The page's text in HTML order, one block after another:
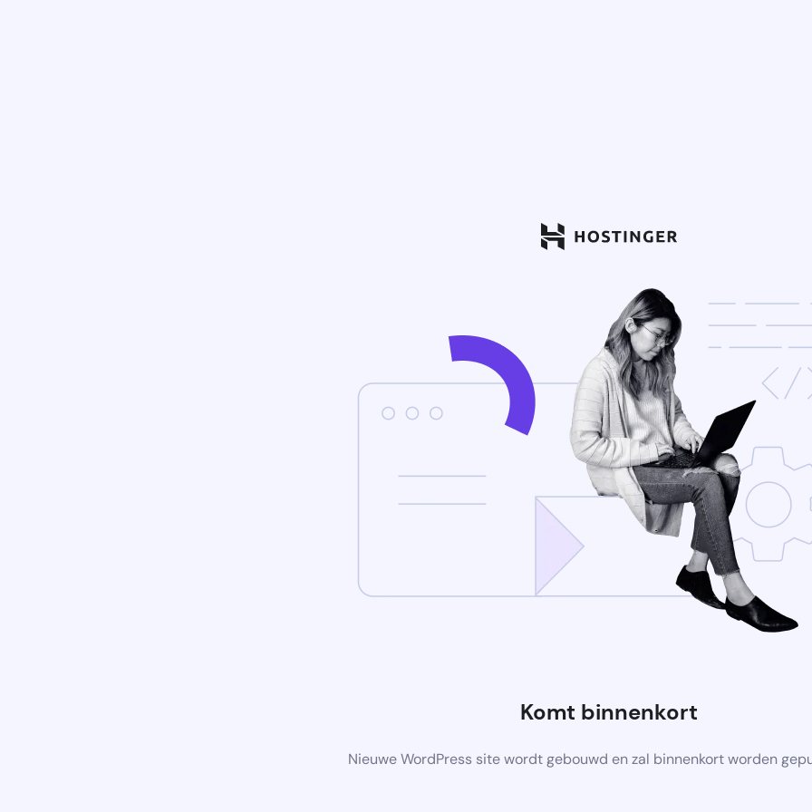
Komt binnenkort
Nieuwe WordPress site wordt gebouwd en zal binnenkort worden